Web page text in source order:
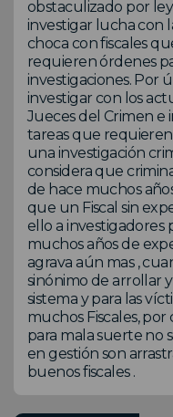
obstaculizado por
investigar lucha con
choca con fiscales
requieren órdenes
investigaciones. Por
investigar con los
Jueces del Crimen e
tareas que
una investigación
considera que
de hace muchos
que un Fiscal sin
ello a investigadores
muchos años de
agrava aún mas ,
sinónimo de arrollar
sistema y para las
muchos Fiscales, por
para mala suerte no
en gestión son
buenos fiscales .